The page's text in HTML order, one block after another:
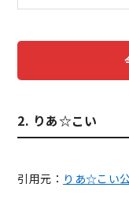
2. りあ☆こい
引用元： りあ☆こい